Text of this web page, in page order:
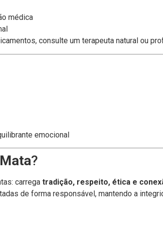
médica
consulte um terapeuta natural ou
emocional
?
carrega tradição, respeito, ética e
de forma responsável, mantendo a